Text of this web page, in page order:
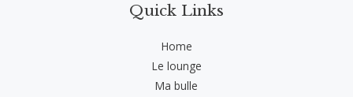
Quick Links
Home
Le lounge
Ma bulle